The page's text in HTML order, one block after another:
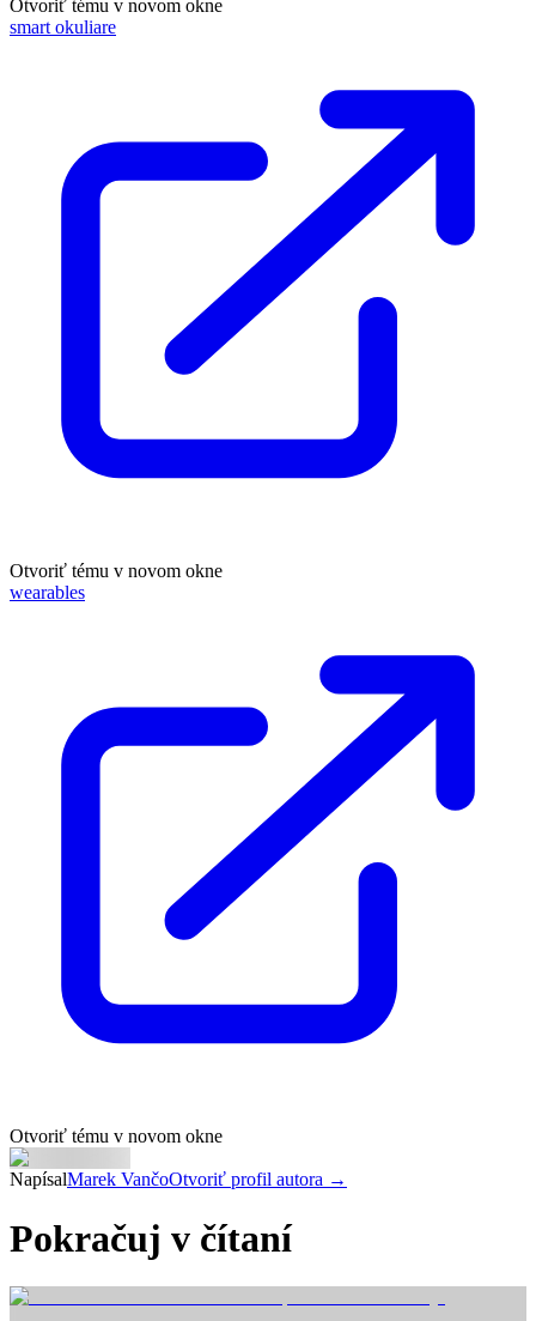
Otvoriť tému v novom okne
smart okuliare
Otvoriť tému v novom okne
wearables
Otvoriť tému v novom okne
NapísalMarek VančoOtvoriť profil autora →
Pokračuj v čítaní